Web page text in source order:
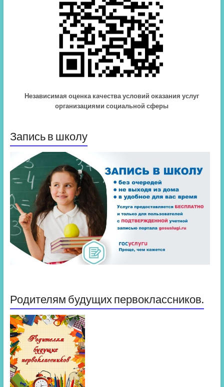
Независимая оценка качества условий оказания услуг
организациями социальной сферы
Запись в школу
Родителям будущих первоклассников.